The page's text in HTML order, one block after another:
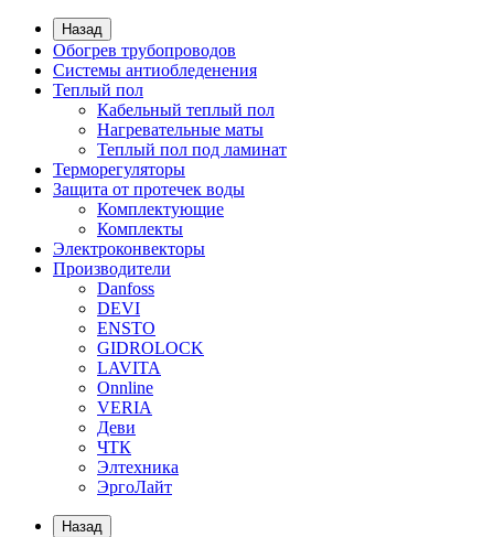
Назад
Обогрев трубопроводов
Системы антиобледенения
Теплый пол
Кабельный теплый пол
Нагревательные маты
Теплый пол под ламинат
Терморегуляторы
Защита от протечек воды
Комплектующие
Комплекты
Электроконвекторы
Производители
Danfoss
DEVI
ENSTO
GIDROLOCK
LAVITA
Onnline
VERIA
Деви
ЧТК
Элтехника
ЭргоЛайт
Назад